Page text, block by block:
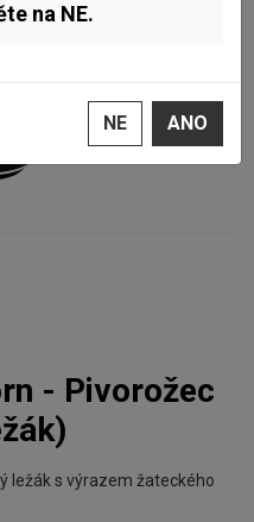
ležák s výrazem žateckého
na NE.
NE ANO